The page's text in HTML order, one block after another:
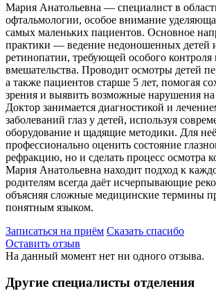
Мария Анатольевна — специалист в
офтальмологии, особое внимание
самых маленьких пациентов. Основное
практики — ведение недоношенных детей
ретинопатии, требующей особого контроля
вмешательства. Проводит осмотры детей
а также пациентов старше 5 лет, помогая
зрения и выявить возможные нарушения на
Доктор занимается диагностикой и
заболеваний глаз у детей, используя
оборудование и щадящие методики. Для
профессионально оценить состояние
рефракцию, но и сделать процесс осмотра
Мария Анатольевна находит подход к
родителям всегда даёт исчерпывающие
объясняя сложные медицинские термины
понятным языком.
Записаться на приём Сказать спасибо
Оставить отзыв
На данный момент нет ни одного отзыва.
Другие специалисты отделения